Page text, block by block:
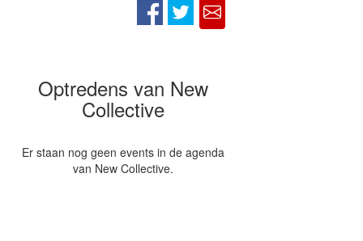
Optredens van New
Collective
Er staan nog geen events in de agenda
van New Collective.